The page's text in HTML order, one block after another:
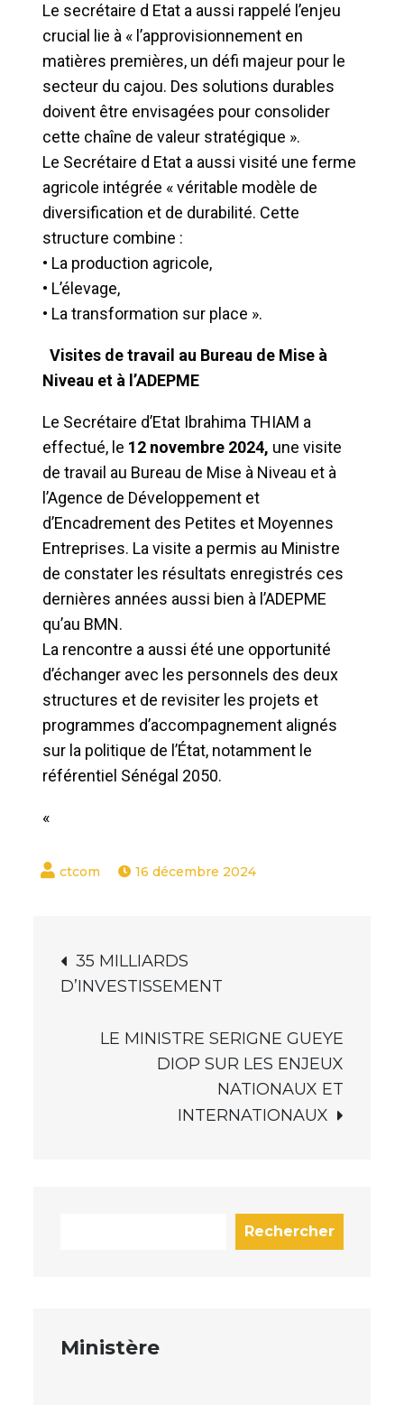
Le secrétaire d Etat a aussi rappelé l’enjeu
crucial lie à « l’approvisionnement en
matières premières, un défi majeur pour le
secteur du cajou. Des solutions durables
doivent être envisagées pour consolider
cette chaîne de valeur stratégique ».
Le Secrétaire d Etat a aussi visité une ferme
agricole intégrée « véritable modèle de
diversification et de durabilité. Cette
structure combine :
• La production agricole,
• L’élevage,
• La transformation sur place ».
Visites de travail au Bureau de Mise à
Niveau et à l’ADEPME
Le Secrétaire d’Etat Ibrahima THIAM a
effectué, le 12 novembre 2024, une visite
de travail au Bureau de Mise à Niveau et à
l’Agence de Développement et
d’Encadrement des Petites et Moyennes
Entreprises. La visite a permis au Ministre
de constater les résultats enregistrés ces
dernières années aussi bien à l’ADEPME
qu’au BMN.
La rencontre a aussi été une opportunité
d’échanger avec les personnels des deux
structures et de revisiter les projets et
programmes d’accompagnement alignés
sur la politique de l’État, notamment le
référentiel Sénégal 2050.
«
16 décembre 2024
35 MILLIARDS
D’INVESTISSEMENT
LE MINISTRE SERIGNE GUEYE
DIOP SUR LES ENJEUX
NATIONAUX ET
INTERNATIONAUX
Rechercher
Ministère